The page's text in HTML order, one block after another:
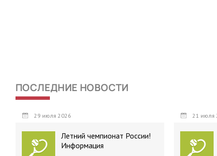
ПОСЛЕДНИЕ НОВОСТИ
29 июля 2026
Летний чемпионат России!
Информация
21 июля